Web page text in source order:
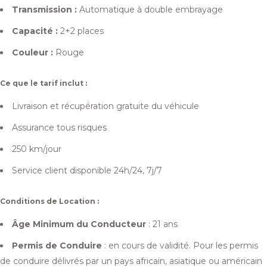
Transmission : Automatique à double embrayage
Capacité : 2+2 places
Couleur : Rouge
Ce que le tarif inclut :
Livraison et récupération gratuite du véhicule
Assurance tous risques
250 km/jour
Service client disponible 24h/24, 7j/7
Conditions de Location :
Âge Minimum du Conducteur : 21 ans
Permis de Conduire : en cours de validité. Pour les permis
de conduire délivrés par un pays africain, asiatique ou américain